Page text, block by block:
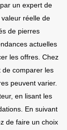
un expert de
réelle de
de pierres
actuelles
les offres. Chez
de comparer les
peuvent varier.
en lisant les
En suivant
de faire un choix